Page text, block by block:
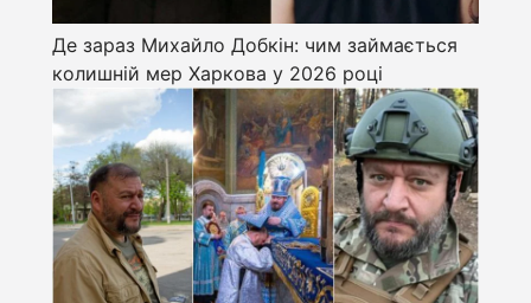
Де зараз Михайло Добкін: чим займається
колишній мер Харкова у 2026 році